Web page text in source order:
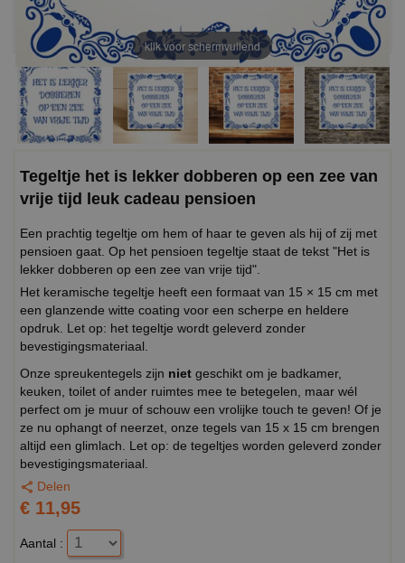
klik voor schermvullend
Tegeltje het is lekker dobberen op een zee van
vrije tijd leuk cadeau pensioen
Een prachtig tegeltje om hem of haar te geven als hij of zij met
pensioen gaat. Op het pensioen tegeltje staat de tekst "Het is
lekker dobberen op een zee van vrije tijd".
Het keramische tegeltje heeft een formaat van 15 × 15 cm met
een glanzende witte coating voor een scherpe en heldere
opdruk. Let op: het tegeltje wordt geleverd zonder
bevestigingsmateriaal.
Onze spreukentegels zijn niet geschikt om je badkamer,
keuken, toilet of ander ruimtes mee te betegelen, maar wél
perfect om je muur of schouw een vrolijke touch te geven! Of je
ze nu ophangt of neerzet, onze tegels van 15 x 15 cm brengen
altijd een glimlach. Let op: de tegeltjes worden geleverd zonder
bevestigingsmateriaal.
Delen
€ 11,95
Aantal :